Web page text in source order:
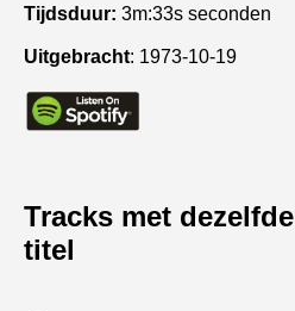
Tijdsduur: 3m:33s seconden
Uitgebracht: 1973-10-19
Tracks met dezelfde
titel